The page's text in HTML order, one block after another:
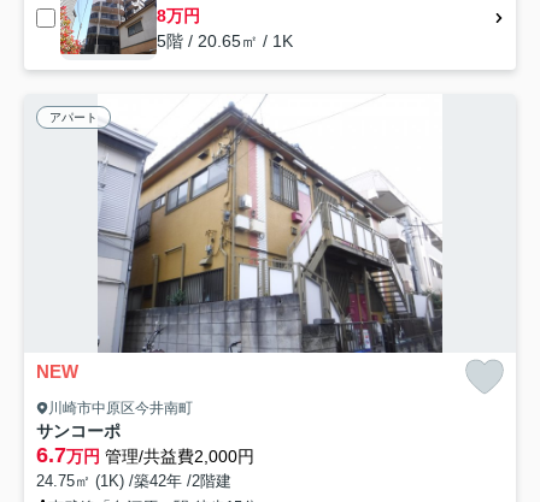
8万円
5階 / 20.65㎡ / 1K
アパート
NEW
川崎市中原区今井南町
サンコーポ
6.7万円 管理/共益費2,000円
24.75㎡ (1K) /築42年 /2階建